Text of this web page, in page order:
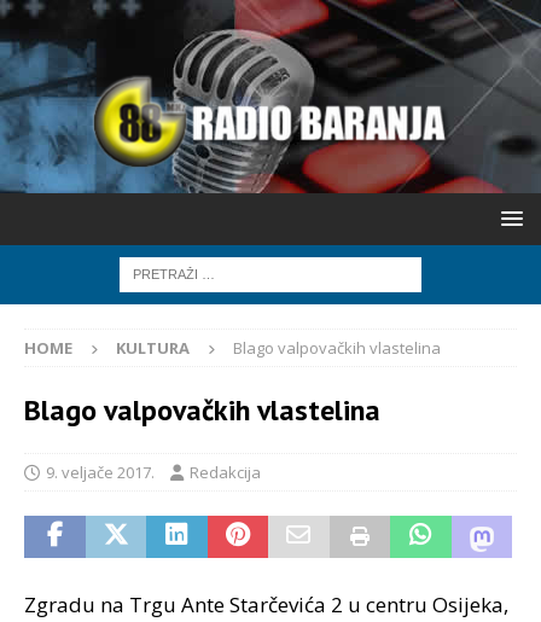
HOME KULTURA Blago valpovačkih vlastelina
Blago valpovačkih vlastelina
9. veljače 2017. Redakcija
Zgradu na Trgu Ante Starčevića 2 u centru Osijeka,